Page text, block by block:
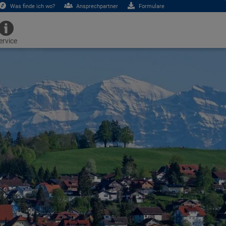
Was finde ich wo? Ansprechpartner Formulare